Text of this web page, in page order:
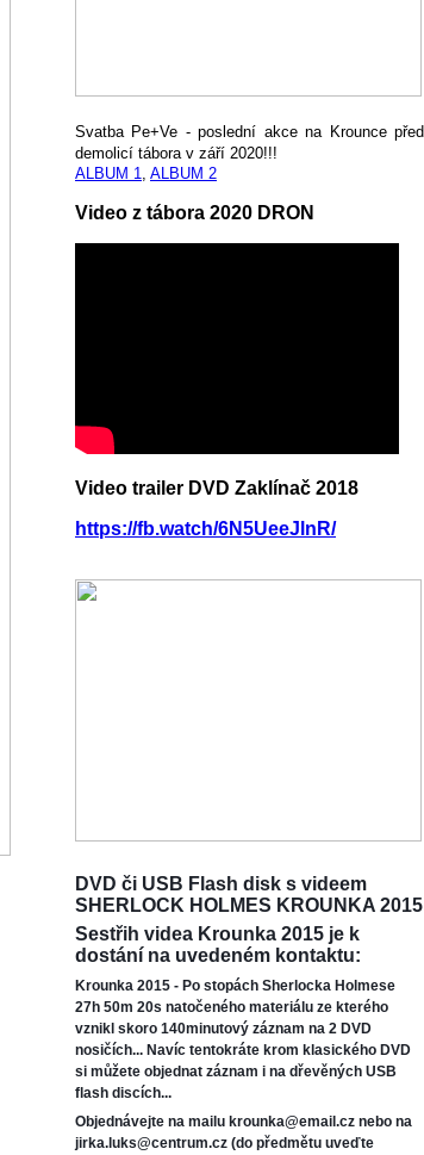
Svatba Pe+Ve - poslední akce na Krounce před
demolicí tábora v září 2020!!!
ALBUM 1, ALBUM 2
Video z tábora 2020 DRON
Video trailer DVD Zaklínač 2018
https://fb.watch/6N5UeeJlnR/
DVD či USB Flash disk s videem
SHERLOCK HOLMES KROUNKA 2015
Sestřih videa Krounka 2015 je k
dostání na uvedeném kontaktu:
Krounka 2015 - Po stopách Sherlocka Holmese
27h 50m 20s natočeného materiálu ze kterého
vznikl skoro 140minutový záznam na 2 DVD
nosičích... Navíc tentokráte krom klasického DVD
si můžete objednat záznam i na dřevěných USB
flash discích...
Objednávejte na mailu krounka@email.cz nebo na
jirka.luks@centrum.cz (do předmětu uveďte